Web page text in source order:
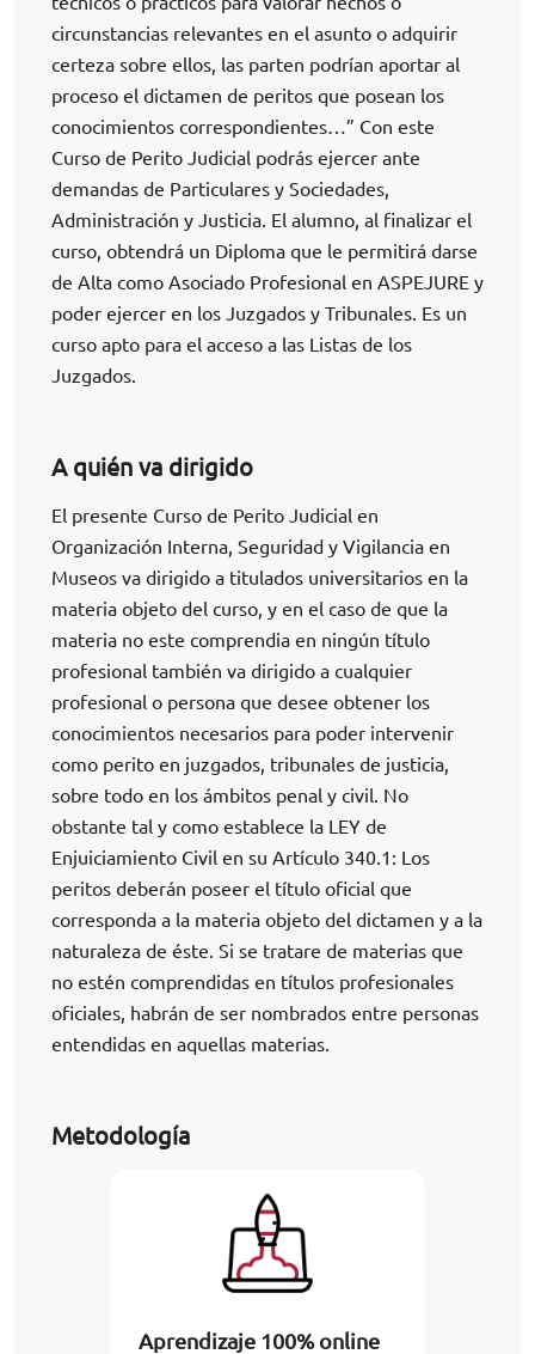
circunstancias relevantes en el asunto o adquirir
certeza sobre ellos, las parten podrían aportar al
proceso el dictamen de peritos que posean los
conocimientos correspondientes…” Con este
Curso de Perito Judicial podrás ejercer ante
demandas de Particulares y Sociedades,
Administración y Justicia. El alumno, al finalizar el
curso, obtendrá un Diploma que le permitirá darse
de Alta como Asociado Profesional en ASPEJURE y
poder ejercer en los Juzgados y Tribunales. Es un
curso apto para el acceso a las Listas de los
Juzgados.
A quién va dirigido
El presente Curso de Perito Judicial en
Organización Interna, Seguridad y Vigilancia en
Museos va dirigido a titulados universitarios en la
materia objeto del curso, y en el caso de que la
materia no este comprendia en ningún título
profesional también va dirigido a cualquier
profesional o persona que desee obtener los
conocimientos necesarios para poder intervenir
como perito en juzgados, tribunales de justicia,
sobre todo en los ámbitos penal y civil. No
obstante tal y como establece la LEY de
Enjuiciamiento Civil en su Artículo 340.1: Los
peritos deberán poseer el título oficial que
corresponda a la materia objeto del dictamen y a la
naturaleza de éste. Si se tratare de materias que
no estén comprendidas en títulos profesionales
oficiales, habrán de ser nombrados entre personas
entendidas en aquellas materias.
Metodología
Aprendizaje 100% online